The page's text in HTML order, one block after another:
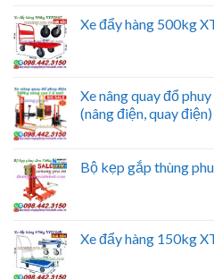
Xe đẩy hàng 500kg
Xe nâng quay đổ
(nâng điện, quay điện)
Bộ kẹp gắp thùng
Xe đẩy hàng 150kg